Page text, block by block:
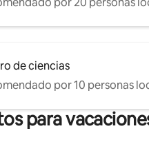
de ciencias
por 10 personas
para